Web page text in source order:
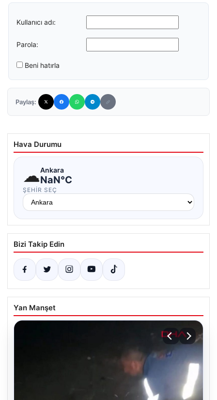
Kullanıcı adı:
Parola:
Beni hatırla
Paylaş:
Hava Durumu
☁Ankara
NaN°C
ŞEHIR SEÇ
Bizi Takip Edin
Yan Manşet